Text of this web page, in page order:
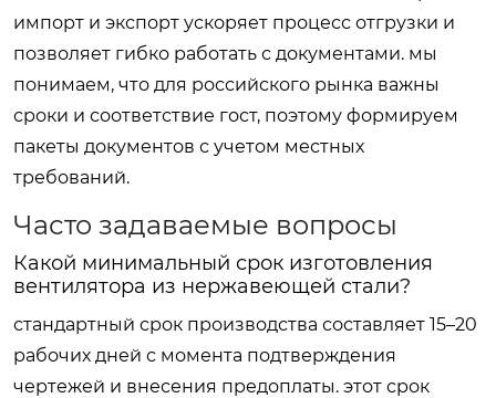
импорт и экспорт ускоряет процесс отгрузки и
позволяет гибко работать с документами. мы
понимаем, что для российского рынка важны
сроки и соответствие гост, поэтому формируем
пакеты документов с учетом местных
требований.
Часто задаваемые вопросы
Какой минимальный срок изготовления
вентилятора из нержавеющей стали?
стандартный срок производства составляет 15–20
рабочих дней с момента подтверждения
чертежей и внесения предоплаты. этот срок